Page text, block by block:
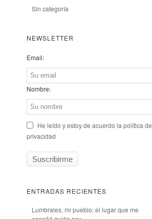
Sin categoría
NEWSLETTER
Email:
Nombre:
He leído y estoy de acuerdo la política de
privacidad
ENTRADAS RECIENTES
Lumbrales, mi pueblo: el lugar que me